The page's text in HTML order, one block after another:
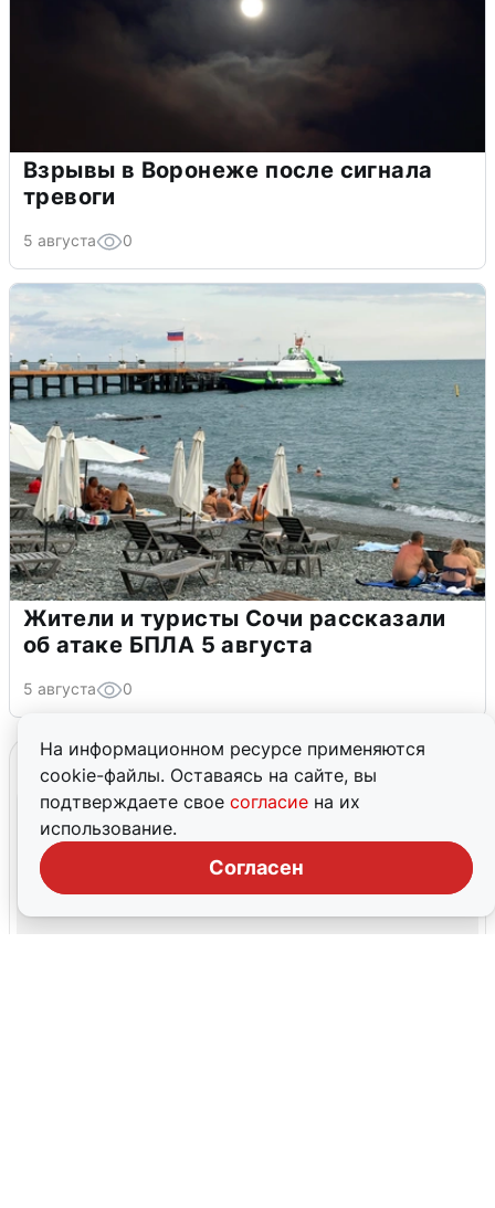
На информационном ресурсе применяются
cookie-файлы. Оставаясь на сайте, вы
подтверждаете свое согласие на их
использование.
Согласен
Взрывы в Воронеже после сигнала
тревоги
5 августа 0
Жители и туристы Сочи рассказали
об атаке БПЛА 5 августа
5 августа 0